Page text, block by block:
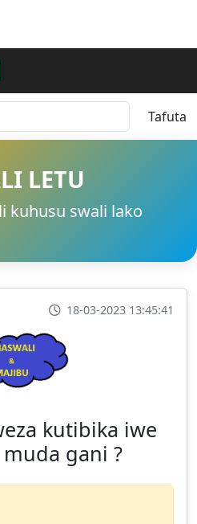
Tafuta
LETU
kuhusu swali lako
18-03-2023 13:45:41
kutibika iwe
gani ?